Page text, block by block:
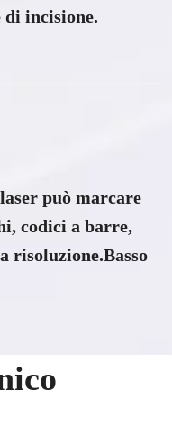
di incisione.​​​​​​​
può marcare
codici a barre,
risoluzione.Basso